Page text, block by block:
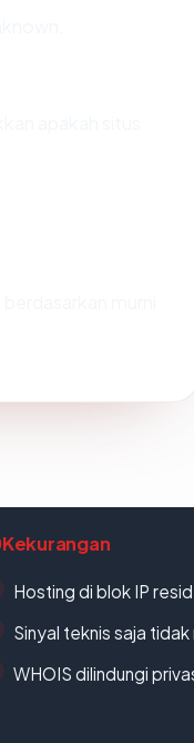
Kekurangan
Hosting di blok IP
Sinyal teknis saja
WHOIS dilindungi